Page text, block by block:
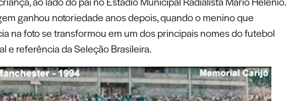
ganhou notoriedade anos depois, quando o menino que
na foto se transformou em um dos principais nomes do futebol
e referência da Seleção Brasileira.